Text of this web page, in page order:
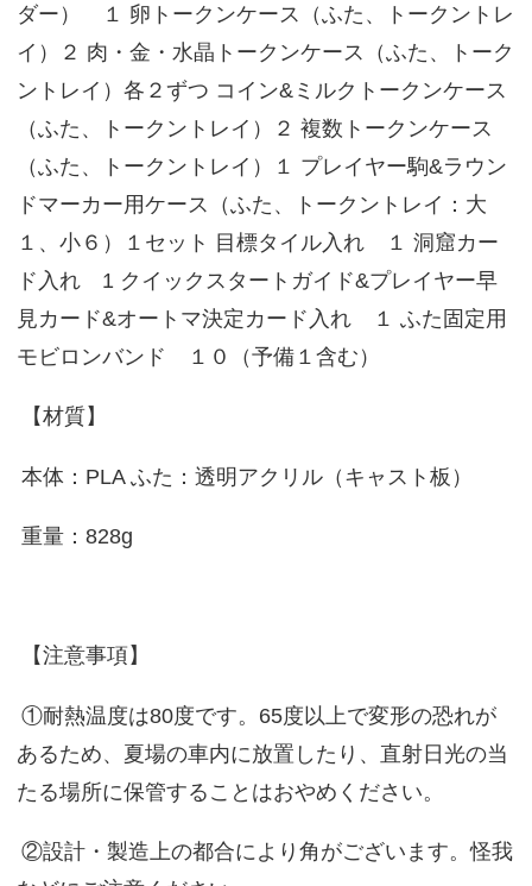
ダー） １ 卵トークンケース（ふた、トークントレ
イ）２ 肉・金・水晶トークンケース（ふた、トーク
ントレイ）各２ずつ コイン&ミルクトークンケース
（ふた、トークントレイ）２ 複数トークンケース
（ふた、トークントレイ）１ プレイヤー駒&ラウン
ドマーカー用ケース（ふた、トークントレイ：大
１、小６）１セット 目標タイル入れ １ 洞窟カー
ド入れ 1 クイックスタートガイド&プレイヤー早
見カード&オートマ決定カード入れ １ ふた固定用
モビロンバンド １０（予備１含む）
【材質】
本体：PLA ふた：透明アクリル（キャスト板）
重量：828g
【注意事項】
①耐熱温度は80度です。65度以上で変形の恐れが
あるため、夏場の車内に放置したり、直射日光の当
たる場所に保管することはおやめください。
②設計・製造上の都合により角がございます。怪我